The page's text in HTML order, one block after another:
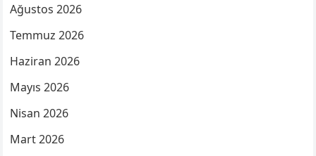
Ağustos 2026
Temmuz 2026
Haziran 2026
Mayıs 2026
Nisan 2026
Mart 2026